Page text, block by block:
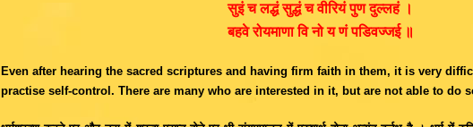
सुइं च लद्धं सुद्धं च वीरियं पुण दुल्लहं ।
बहवे रोयमाणा वि नो य णं पडिवज्जई ॥
Even after hearing the sacred scriptures and having firm faith in them, it is very
practise self-control. There are many who are interested in it, but are not able to do